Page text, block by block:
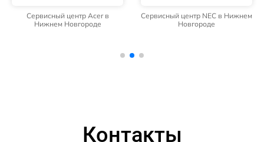
Сервисный центр Acer в
Нижнем Новгороде
Сервисный центр NEC в Нижнем
Новгороде
Контакты